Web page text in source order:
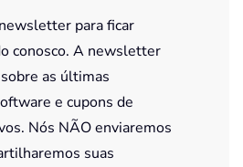
para ficar
conosco. A newsletter
as últimas
e cupons de
Nós NÃO enviaremos
suas